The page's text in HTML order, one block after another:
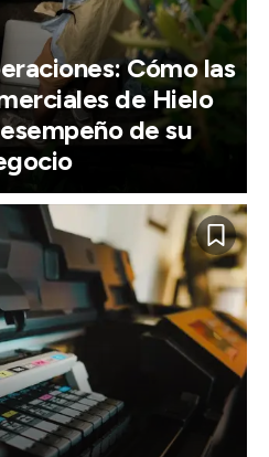
Cómo las
de Hielo
de su